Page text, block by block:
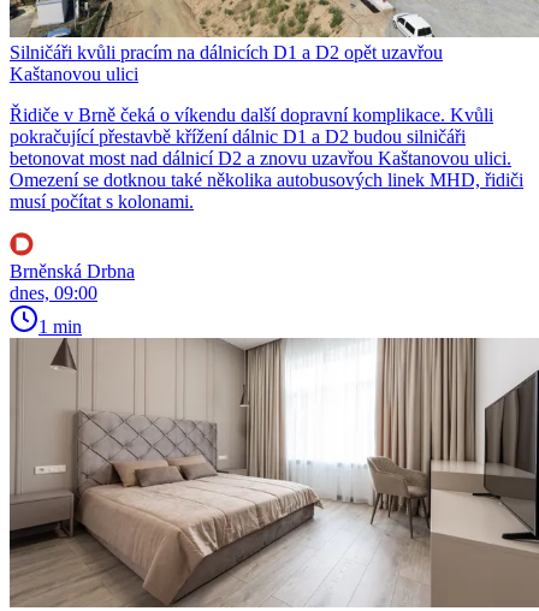
Silničáři kvůli pracím na dálnicích D1 a D2 opět uzavřou
Kaštanovou ulici
Řidiče v Brně čeká o víkendu další dopravní komplikace. Kvůli
pokračující přestavbě křížení dálnic D1 a D2 budou silničáři
betonovat most nad dálnicí D2 a znovu uzavřou Kaštanovou ulici.
Omezení se dotknou také několika autobusových linek MHD, řidiči
musí počítat s kolonami.
Brněnská Drbna
dnes, 09:00
1 min